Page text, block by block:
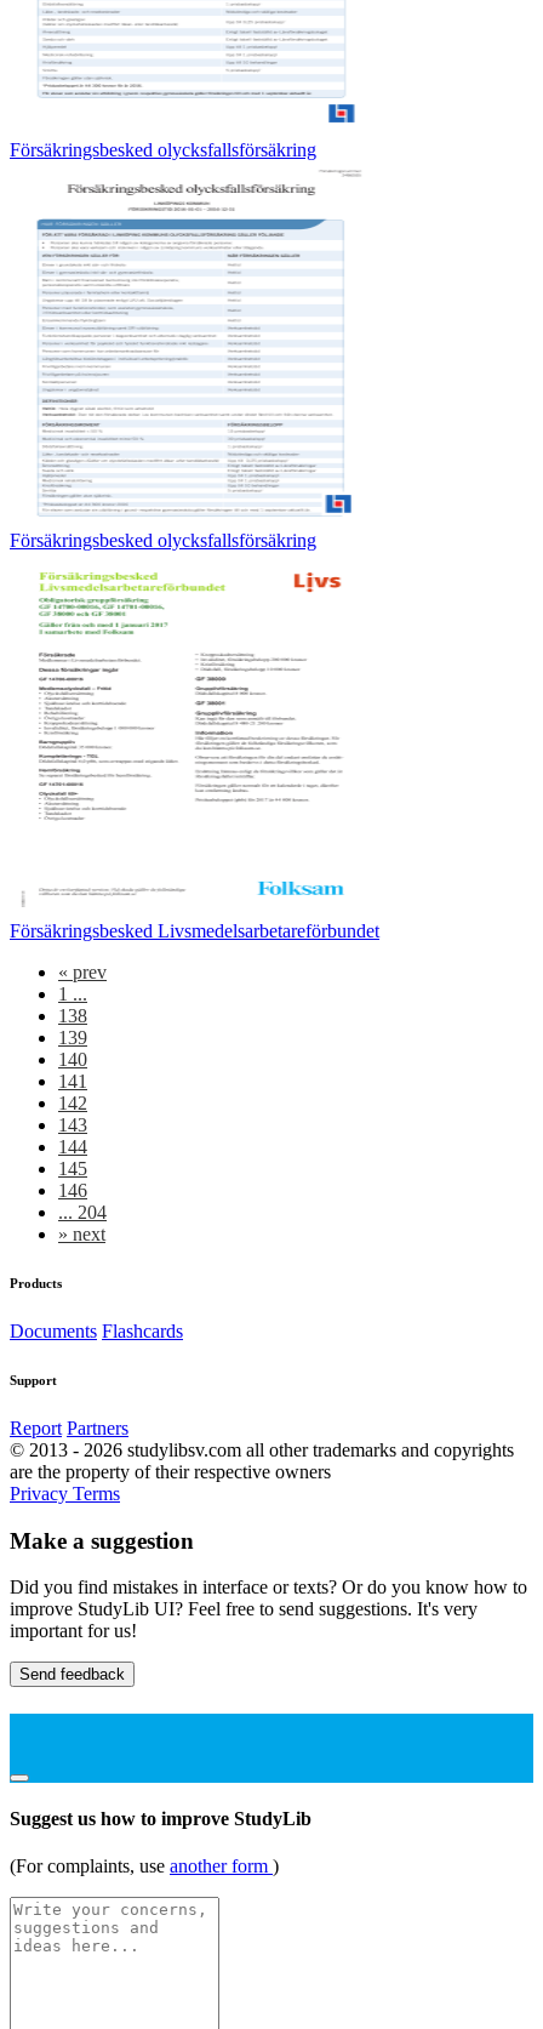
Försäkringsbesked olycksfallsförsäkring
Försäkringsbesked olycksfallsförsäkring
Försäkringsbesked Livsmedelsarbetareförbundet
« prev
1 ...
138
139
140
141
142
143
144
145
146
... 204
» next
Products
Documents Flashcards
Support
Report Partners
© 2013 - 2026 studylibsv.com all other trademarks and copyrights
are the property of their respective owners
Privacy Terms
Make a suggestion
Did you find mistakes in interface or texts? Or do you know how to
improve StudyLib UI? Feel free to send suggestions. It's very
important for us!
Send feedback
Suggest us how to improve StudyLib
(For complaints, use another form )